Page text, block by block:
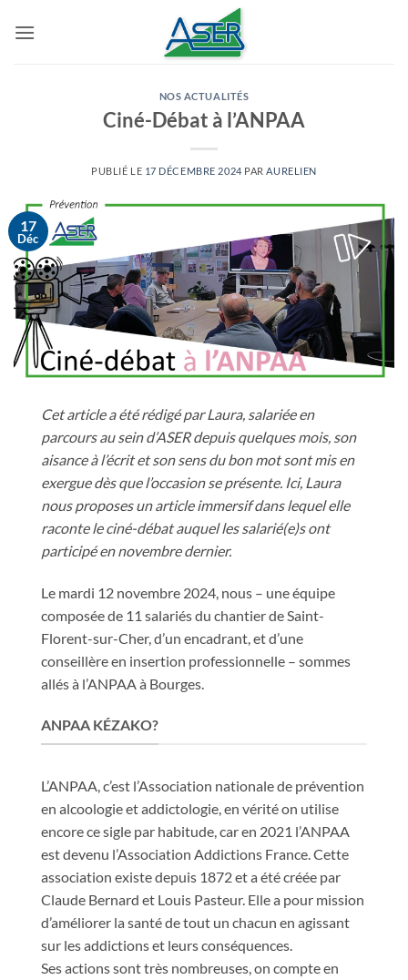
NOS ACTUALITÉS
Ciné-Débat à l’ANPAA
PUBLIÉ LE 17 DÉCEMBRE 2024 PAR AURELIEN
17
Déc
Cet article a été rédigé par Laura, salariée en
parcours au sein d’ASER depuis quelques mois, son
aisance à l’écrit et son sens du bon mot sont mis en
exergue dès que l’occasion se présente. Ici, Laura
nous proposes un article immersif dans lequel elle
raconte le ciné-débat auquel les salarié(e)s ont
participé en novembre dernier.
Le mardi 12 novembre 2024, nous – une équipe
composée de 11 salariés du chantier de Saint-
Florent-sur-Cher, d’un encadrant, et d’une
conseillère en insertion professionnelle – sommes
allés à l’ANPAA à Bourges.
ANPAA KÉZAKO?
L’ANPAA, c’est l’Association nationale de prévention
en alcoologie et addictologie, en vérité on utilise
encore ce sigle par habitude, car en 2021 l’ANPAA
est devenu l’Association Addictions France. Cette
association existe depuis 1872 et a été créée par
Claude Bernard et Louis Pasteur. Elle a pour mission
d’améliorer la santé de tout un chacun en agissant
sur les addictions et leurs conséquences.
Ses actions sont très nombreuses, on compte en